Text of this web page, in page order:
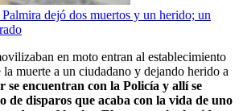
dejó dos muertos y un herido; un
en moto entran al establecimiento
muerte a un ciudadano y dejando herido a
se encuentran con la Policía y allí se
de disparos que acaba con la vida de uno